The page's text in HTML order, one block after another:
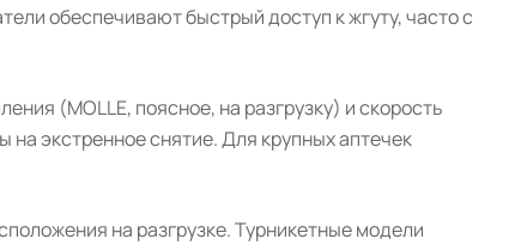
обеспечивают быстрый доступ к жгуту, часто с
(MOLLE, поясное, на разгрузку) и скорость
на экстренное снятие. Для крупных аптечек
на разгрузке. Турникетные модели